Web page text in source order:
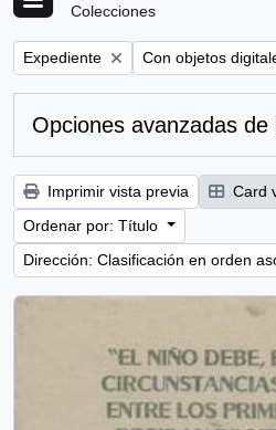
Colecciones
Remove filter:
Expediente Remove filter:
Con objetos
Opciones avanzadas de
Imprimir vista previa Card
Ordenar por: Título
Dirección: Clasificación en orden